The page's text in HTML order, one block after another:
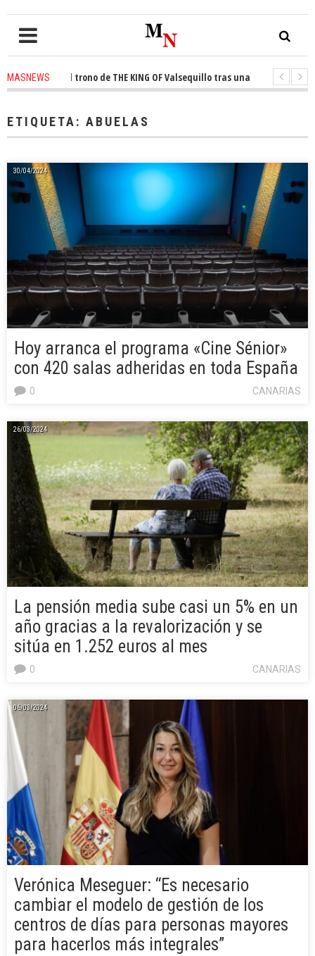
MASNEWS
el trono de THE KING OF Valsequillo tras una jornada de
ETIQUETA: ABUELAS
30/04/2024
Hoy arranca el programa «Cine Sénior»
con 420 salas adheridas en toda España
CANARIAS
0
26/03/2024
La pensión media sube casi un 5% en un
año gracias a la revalorización y se
sitúa en 1.252 euros al mes
CANARIAS
0
06/03/2024
Verónica Meseguer: “Es necesario
cambiar el modelo de gestión de los
centros de días para personas mayores
para hacerlos más integrales”